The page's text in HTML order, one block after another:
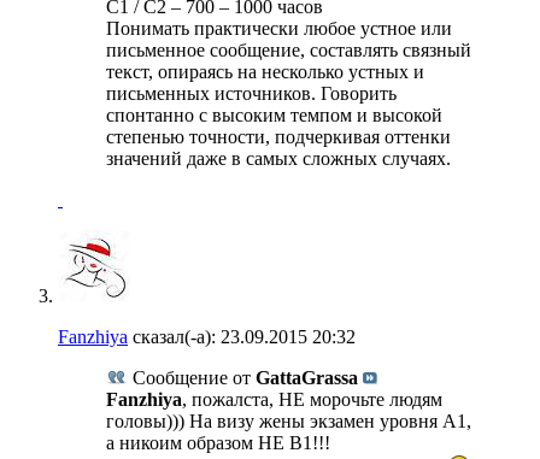
С1 / С2 – 700 – 1000 часов
Понимать практически любое устное или
письменное сообщение, составлять связный
текст, опираясь на несколько устных и
письменных источников. Говорить
спонтанно с высоким темпом и высокой
степенью точности, подчеркивая оттенки
значений даже в самых сложных случаях.
Fanzhiya сказал(-а): 23.09.2015 20:32
Сообщение от GattaGrassa
Fanzhiya, пожалста, НЕ морочьте людям
головы))) На визу жены экзамен уровня А1,
а никоим образом НЕ B1!!!